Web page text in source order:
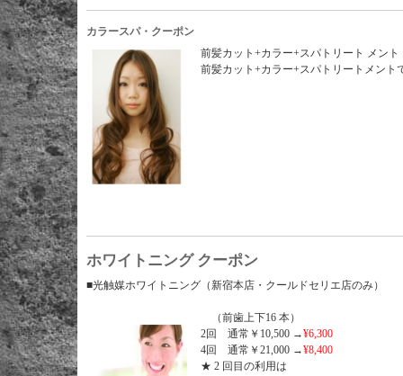
カラースパ・クーポン
前髪カット+カラー+スパトリート メント
前髪カット+カラー+スパトリートメン
ホワイトニング クーポン
■光触媒ホワイトニング（新宿本店・クールドセリエ店のみ）
（前歯上下16 本）
2回 通常￥10,500 →¥6,300
4回 通常￥21,000 →¥8,400
★ 2 回目の利用は